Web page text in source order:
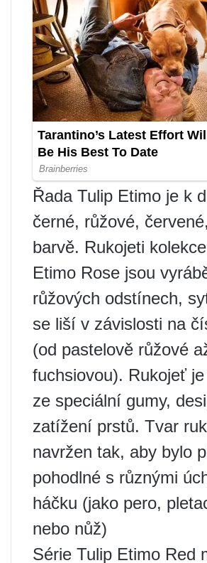
Řada Tulip Etimo je k
černé, růžové,
barvě. Rukojeti
Etimo Rose jsou
růžových odstínech,
se liší v závislosti na
(od pastelově růžové
fuchsiovou). Rukojeť
ze speciální gumy,
zatížení prstů. Tvar
navržen tak, aby bylo
pohodlné s různými
háčku (jako pero,
nebo nůž)
Série Tulip Etimo Red